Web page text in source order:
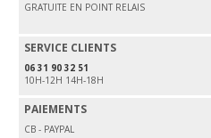
GRATUITE EN POINT RELAIS
SERVICE CLIENTS
06 31 90 32 51
10H-12H 14H-18H
PAIEMENTS
CB - PAYPAL